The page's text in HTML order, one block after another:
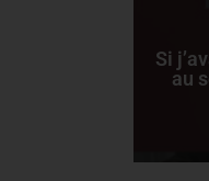
Si
au